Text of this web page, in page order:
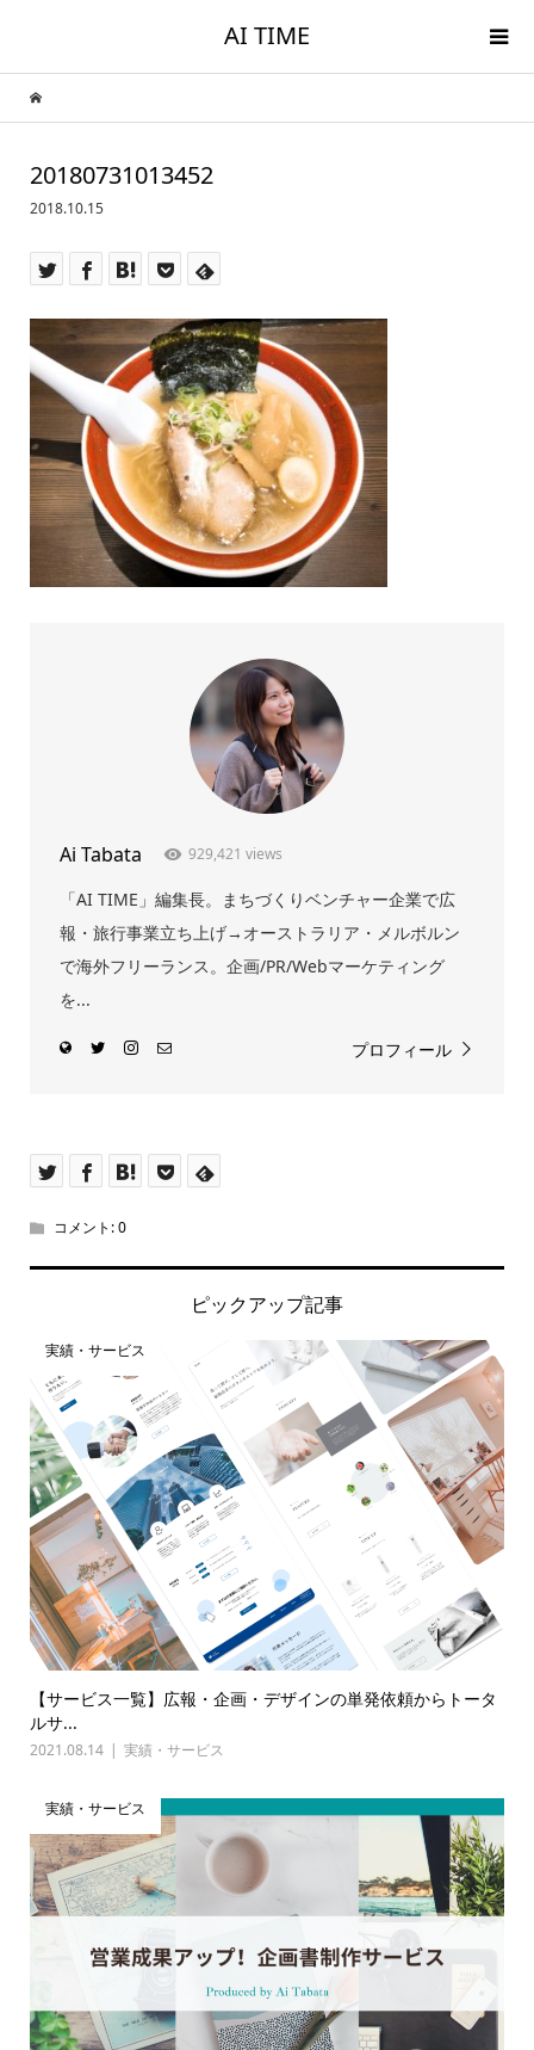
AI TIME
20180731013452
2018.10.15
Ai Tabata 929,421 views
「AI TIME」編集長。まちづくりベンチャー企業で広
報・旅行事業立ち上げ→オーストラリア・メルボルン
で海外フリーランス。企画/PR/Webマーケティング
を...
プロフィール
コメント:0
ピックアップ記事
実績・サービス
【サービス一覧】広報・企画・デザインの単発依頼からトータ
ルサ...
2021.08.14 実績・サービス
実績・サービス